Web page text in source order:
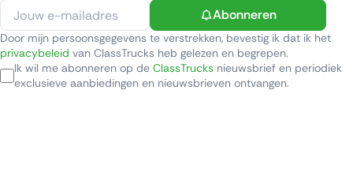
Abonneren
Door mijn persoonsgegevens te verstrekken, bevestig ik dat ik het
privacybeleid van ClassTrucks heb gelezen en begrepen.
Ik wil me abonneren op de ClassTrucks nieuwsbrief en periodiek
exclusieve aanbiedingen en nieuwsbrieven ontvangen.